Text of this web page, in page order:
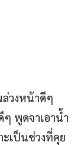
ล่วงหน้าดีๆ
ๆ พูดจาเอาน้ำ
ะเป็นช่วงที่คุย